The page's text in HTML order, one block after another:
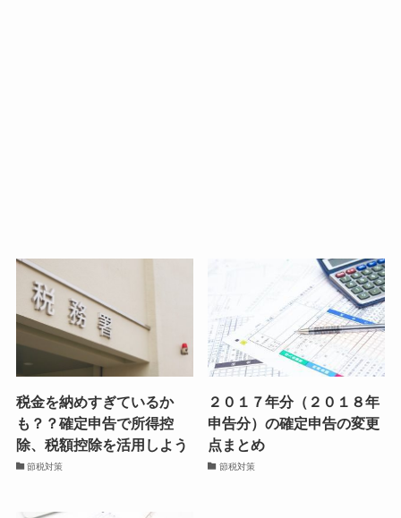
税金を納めすぎているか
も？？確定申告で所得控
除、税額控除を活用しよう
節税対策
２０１７年分（２０１８年
申告分）の確定申告の変更
点まとめ
節税対策